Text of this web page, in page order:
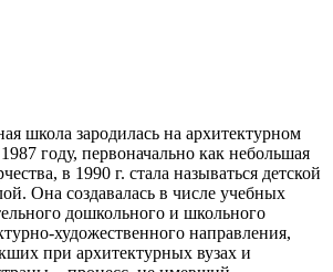
школа зародилась на архитектурном
году, первоначально как небольшая
в 1990 г. стала называться детской
Она создавалась в числе учебных
дошкольного и школьного
художественного направления,
при архитектурных вузах и